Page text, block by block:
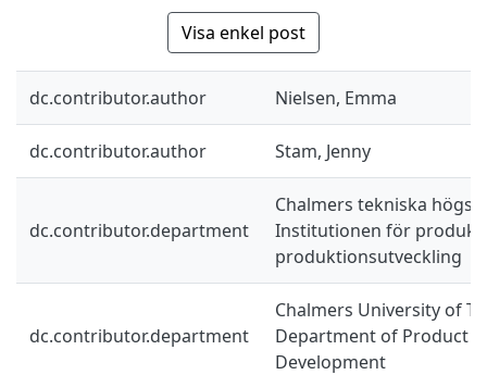
Visa enkel post
dc.contributor.author Nielsen, Emma
dc.contributor.author Stam, Jenny
dc.contributor.department
Chalmers tekniska
Institutionen för
produktionsutveckling
dc.contributor.department
Chalmers University of
Department of Product
Development